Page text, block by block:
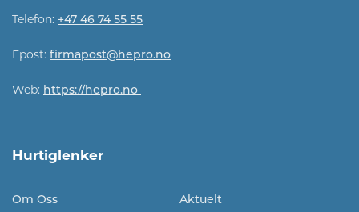
Telefon: +47 46 74 55 55
Epost: firmapost@hepro.no​​
Web: https://hepro.no
Hurtiglenker
Om Oss Aktuelt